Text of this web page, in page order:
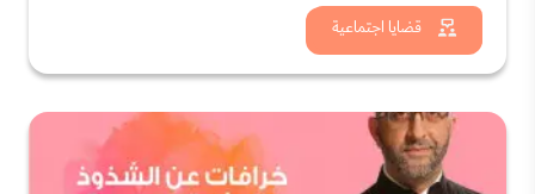
قضايا اجتماعية
شاهد الان